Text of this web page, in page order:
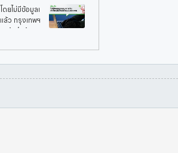
ยไม่มีข้อมูลเ
ล้ว กรุงเทพฯ
ข้าถึงข้อมูล